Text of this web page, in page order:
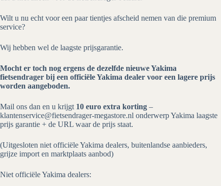
Wilt u nu echt voor een paar tientjes afscheid nemen van die premium
service?
Wij hebben wel de laagste prijsgarantie.
Mocht er toch nog ergens de dezelfde nieuwe Yakima
fietsendrager bij een officiële Yakima dealer voor een lagere prijs
worden aangeboden.
Mail ons dan en u krijgt 10 euro extra korting –
klantenservice@fietsendrager-megastore.nl onderwerp Yakima laagste
prijs garantie + de URL waar de prijs staat.
(Uitgesloten niet officiële Yakima dealers, buitenlandse aanbieders,
grijze import en marktplaats aanbod)
Niet officiële Yakima dealers: